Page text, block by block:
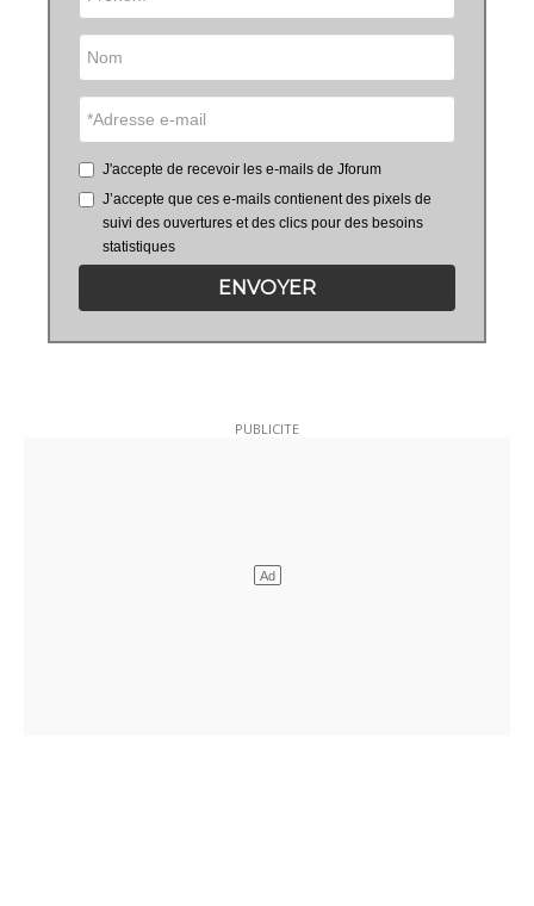
J'accepte de recevoir les e-mails de Jforum
J’accepte que ces e-mails contienent des pixels de
suivi des ouvertures et des clics pour des besoins
statistiques
ENVOYER